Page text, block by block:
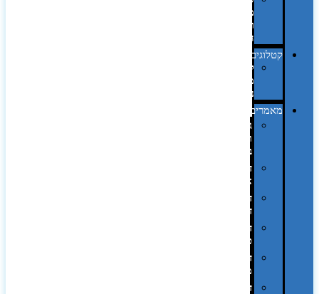
מחשב
וציוד
היקפי
קטלוגים
קטלוג
מוצרי
נייר
מאמרים
גימורים
והשבחות
בדפוס
דפוס
אופסט
דפוס
דיגיטלי
דפוס
טמפון
דפוס
משי
דפוס